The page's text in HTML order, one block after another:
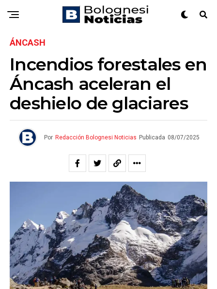
ÁNCASH
Incendios forestales en
Áncash aceleran el
deshielo de glaciares
Por Redacción Bolognesi Noticias Publicada 08/07/2025